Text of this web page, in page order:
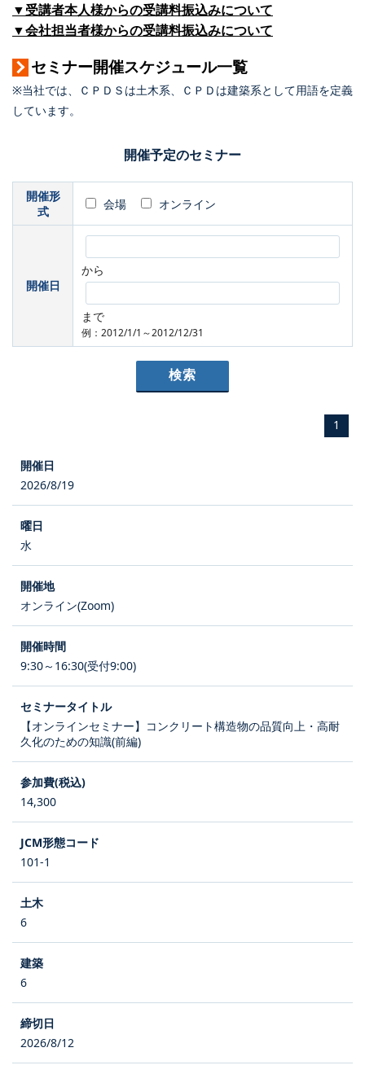
▼受講者本人様からの受講料振込みについて
▼会社担当者様からの受講料振込みについて
セミナー開催スケジュール一覧
※当社では、ＣＰＤＳは土木系、ＣＰＤは建築系として用語を定義
しています。
開催予定のセミナー
開催形
式
会場 オンライン
開催日
から
まで
例：2012/1/1～2012/12/31
1
2026/8/19
水
オンライン(Zoom)
9:30～16:30(受付9:00)
【オンラインセミナー】コンクリート構造物の品質向上・高耐
久化のための知識(前編)
14,300
101-1
6
6
2026/8/12